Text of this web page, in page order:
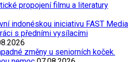
propojení filmu a literatury
indonéskou iniciativu FAST Media
s předními vysílacími
změny u seniorních koček.